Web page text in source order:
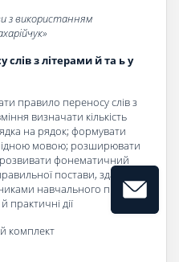
з використанням
»
слів з літерами й та ь у
правило переносу слів з
визначати кількість
на рядок; формувати
рідною мовою; розширювати
фонематичний
постави, здатність
навчального процесу,
практичні дії
комплект